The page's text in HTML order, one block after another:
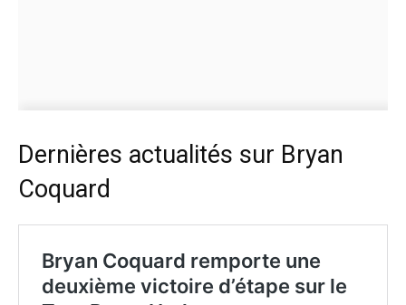
Dernières actualités sur Bryan
Coquard